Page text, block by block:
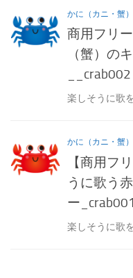
かに（カニ・蟹）
商用フリ
（蟹）の
__crab002
楽しそうに歌
かに（カニ・蟹）
【商用フ
うに歌う
ー_crab001
楽しそうに歌